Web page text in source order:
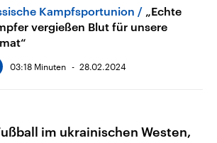
Kampfsportunion
„Echte
vergießen Blut für unsere
03:18 Minuten 28.02.2024
im ukrainischen Westen,